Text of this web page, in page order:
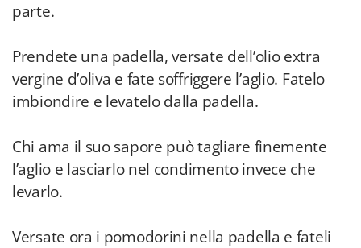
parte.
Prendete una padella, versate dell’olio extra
vergine d’oliva e fate soffriggere l’aglio. Fatelo
imbiondire e levatelo dalla padella.
Chi ama il suo sapore può tagliare finemente
l’aglio e lasciarlo nel condimento invece che
levarlo.
Versate ora i pomodorini nella padella e fateli